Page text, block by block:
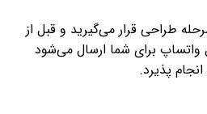
طراحی قرار می‌گیرید و قبل از
برای شما ارسال می‌شود
پذیرد.